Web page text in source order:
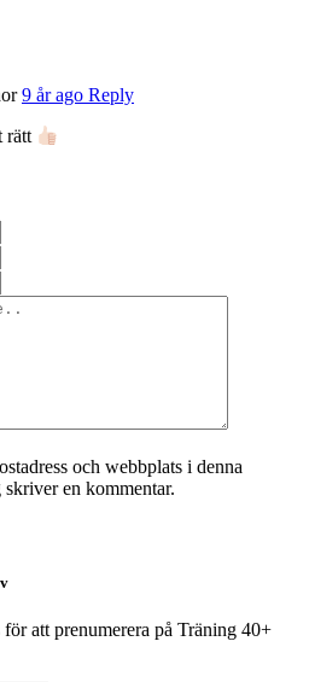
9 år ago Reply
rätt
och webbplats i denna
en kommentar.
att prenumerera på Träning 40+